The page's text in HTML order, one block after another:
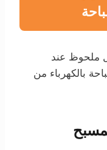
ملحوظ عند
بالكهرباء من